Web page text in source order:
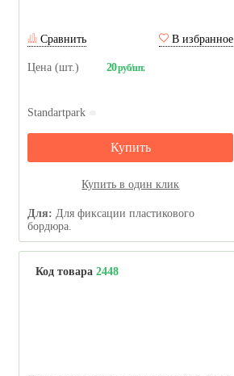
Сравнить В избранное
Цена (шт.) 20руб/шт.
Standartpark
Купить
Купить в один клик
Для: Для фиксации пластикового
бордюра.
Код товара2448